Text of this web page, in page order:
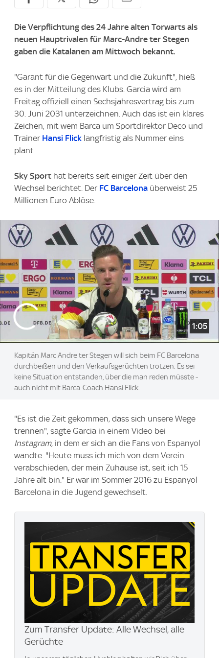
Die Verpflichtung des 24 Jahre alten Torwarts als
neuen Hauptrivalen für Marc-Andre ter Stegen
gaben die Katalanen am Mittwoch bekannt.
"Garant für die Gegenwart und die Zukunft", hieß
es in der Mitteilung des Klubs. Garcia wird am
Freitag offiziell einen Sechsjahresvertrag bis zum
30. Juni 2031 unterzeichnen. Auch das ist ein klares
Zeichen, mit wem Barca um Sportdirektor Deco und
Trainer Hansi Flick langfristig als Nummer eins
plant.
Sky Sport hat bereits seit einiger Zeit über den
Wechsel berichtet. Der FC Barcelona überweist 25
Millionen Euro Ablöse.
1:05
Kapitän Marc Andre ter Stegen will sich beim FC Barcelona
durchbeißen und den Verkaufsgerüchten trotzen. Es sei
keine Situation entstanden, über die man reden müsste -
auch nicht mit Barca-Coach Hansi Flick.
"Es ist die Zeit gekommen, dass sich unsere Wege
trennen", sagte Garcia in einem Video bei
Instagram, in dem er sich an die Fans von Espanyol
wandte. "Heute muss ich mich von dem Verein
verabschieden, der mein Zuhause ist, seit ich 15
Jahre alt bin." Er war im Sommer 2016 zu Espanyol
Barcelona in die Jugend gewechselt.
Zum Transfer Update: Alle Wechsel, alle
Gerüchte